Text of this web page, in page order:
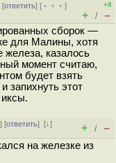
[ответить] [ ﹢﹢﹢]
+8
+ / –
сборок —
для Малины, хотя
железа, казалось
момент считаю,
будет взять
запихнуть этот
] [ответить][↓]
+ / –
на железке из